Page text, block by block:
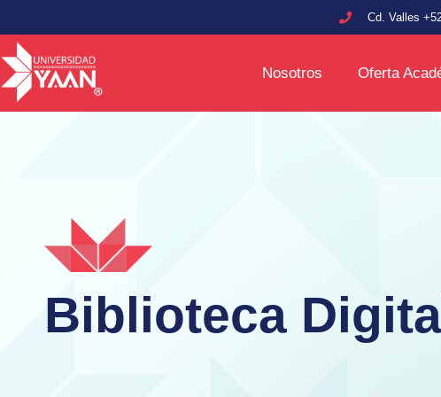
Cd. Valles
Nosotros Oferta
Biblioteca